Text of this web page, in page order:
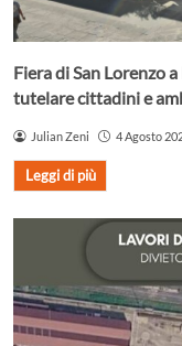
Fiera di San Lorenzo
tutelare cittadini e
Julian Zeni 4 Agosto
Leggi di più